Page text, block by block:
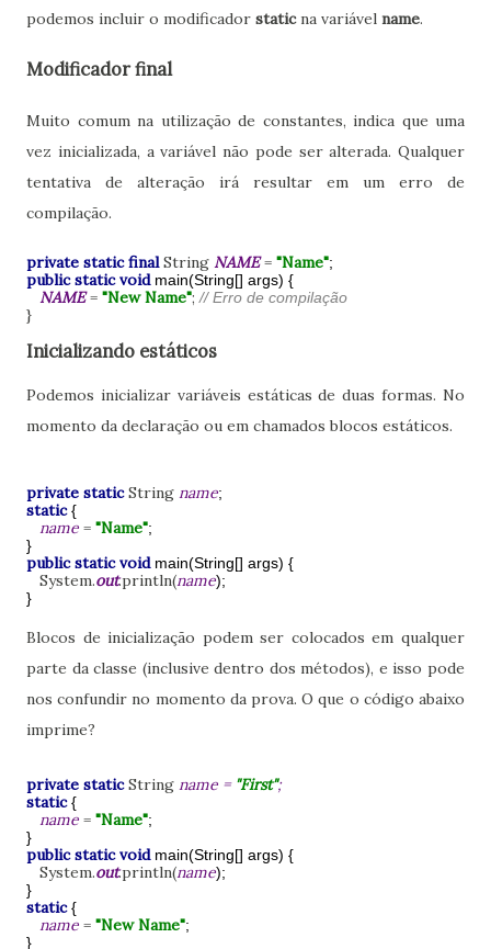
podemos incluir o modificador staticna variável name.
Modificador final
Muito comum na utilização de constantes, indica que uma
vez inicializada, a variável não pode ser alterada. Qualquer
tentativa de alteração irá resultar em um erro de
compilação.
private static finalString NAME= "Name";
public static void main(String[] args) {
NAME= "New Name";// Erro de compilação
}
Inicializando estáticos
Podemos inicializar variáveis estáticas de duas formas. No
momento da declaração ou em chamados blocos estáticos.
private staticString name;
static{
name = "Name";
}
public static void main(String[] args) {
System.out.println(name);
}
Blocos de inicialização podem ser colocados em qualquer
parte da classe (inclusive dentro dos métodos), e isso pode
nos confundir no momento da prova. O que o código abaixo
imprime?
private staticString name = "First";
static{
name = "Name";
}
public static void main(String[] args) {
System.out.println(name);
}
static{
name = "New Name";
}